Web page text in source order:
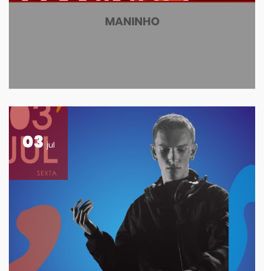
MANINHO
03 jul